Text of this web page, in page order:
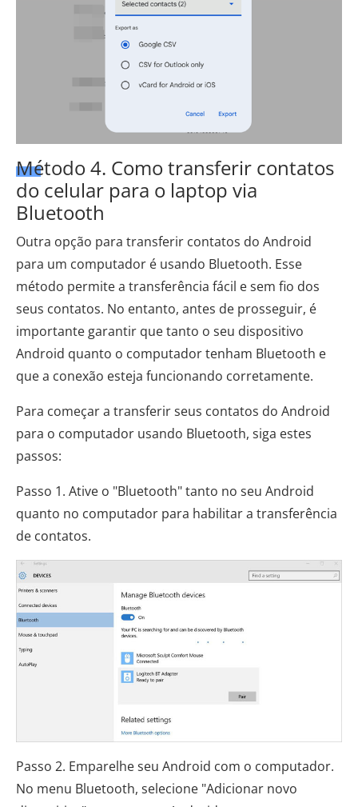
Método 4. Como transferir contatos
do celular para o laptop via
Bluetooth
Outra opção para transferir contatos do Android
para um computador é usando Bluetooth. Esse
método permite a transferência fácil e sem fio dos
seus contatos. No entanto, antes de prosseguir, é
importante garantir que tanto o seu dispositivo
Android quanto o computador tenham Bluetooth e
que a conexão esteja funcionando corretamente.
Para começar a transferir seus contatos do Android
para o computador usando Bluetooth, siga estes
passos:
Passo 1. Ative o "Bluetooth" tanto no seu Android
quanto no computador para habilitar a transferência
de contatos.
Passo 2. Emparelhe seu Android com o computador.
No menu Bluetooth, selecione "Adicionar novo